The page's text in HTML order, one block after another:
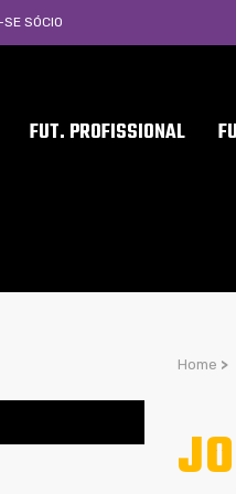
SÓCIO
FUT. PROFISSIONAL
Home >